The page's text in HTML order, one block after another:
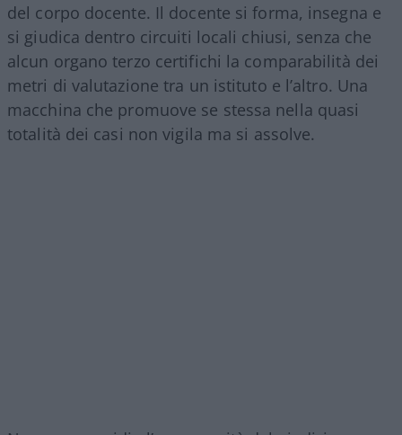
del corpo docente. Il docente si forma, insegna e
si giudica dentro circuiti locali chiusi, senza che
alcun organo terzo certifichi la comparabilità dei
metri di valutazione tra un istituto e l’altro. Una
macchina che promuove se stessa nella quasi
totalità dei casi non vigila ma si assolve.